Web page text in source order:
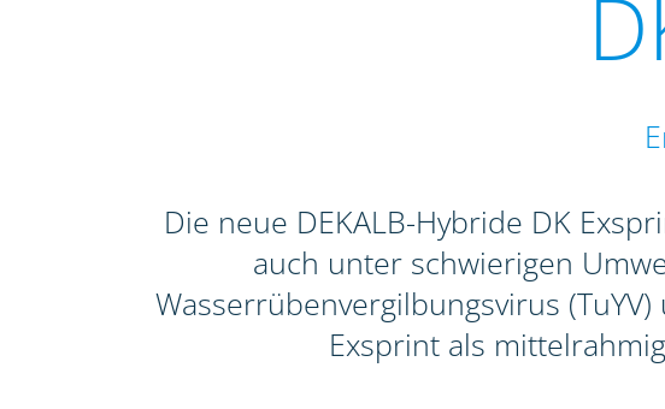
Die neue DEKALB-Hybride DK
auch unter schwierigen
Wasserrübenvergilbungsvirus
Exsprint als